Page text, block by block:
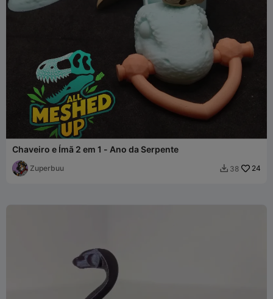
Chaveiro e Ímã 2 em 1 - Ano da Serpente
Zuperbuu  38 24